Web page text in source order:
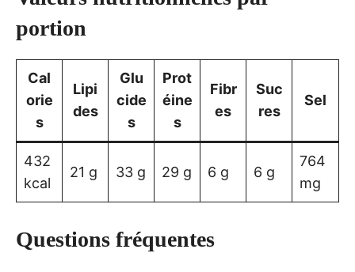
portion
Cal
orie
s
Lipi
des
Glu
cide
s
Prot
éine
s
Fibr
es
Suc
res
Sel
432
kcal
21 g 33 g 29 g 6 g 6 g
764
mg
Questions fréquentes